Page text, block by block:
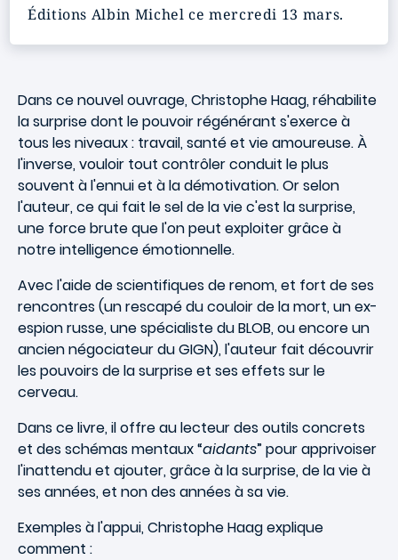
Éditions Albin Michel ce mercredi 13 mars.
Dans ce nouvel ouvrage, Christophe Haag, réhabilite
la surprise dont le pouvoir régénérant s'exerce à
tous les niveaux : travail, santé et vie amoureuse. À
l'inverse, vouloir tout contrôler conduit le plus
souvent à l'ennui et à la démotivation. Or selon
l'auteur, ce qui fait le sel de la vie c'est la surprise,
une force brute que l'on peut exploiter grâce à
notre intelligence émotionnelle.
Avec l'aide de scientifiques de renom, et fort de ses
rencontres (un rescapé du couloir de la mort, un ex-
espion russe, une spécialiste du BLOB, ou encore un
ancien négociateur du GIGN), l'auteur fait découvrir
les pouvoirs de la surprise et ses effets sur le
cerveau.
Dans ce livre, il offre au lecteur des outils concrets
et des schémas mentaux “aidants” pour apprivoiser
l'inattendu et ajouter, grâce à la surprise, de la vie à
ses années, et non des années à sa vie.
Exemples à l'appui, Christophe Haag explique
comment :